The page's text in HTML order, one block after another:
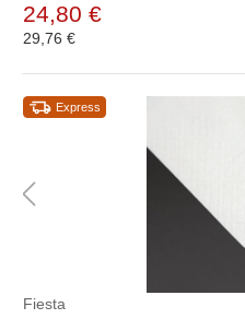
24,80 €
29,76 €
Express
Fiesta